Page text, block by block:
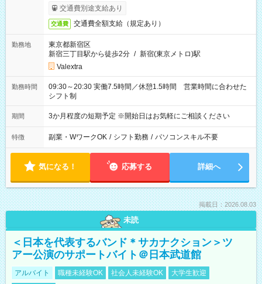
交通費別途支給あり
交通費 交通費全額支給（規定あり）
勤務地
東京都新宿区
新宿三丁目駅から徒歩2分 / 新宿(東京メトロ)駅
Valextra
勤務時間
09:30～20:30 実働7.5時間／休憩1.5時間 営業時間に合わせた
シフト制
期間 3か月程度の短期予定 ※開始日はお気軽にご相談ください
特徴 副業・WワークOK / シフト勤務 / パソコンスキル不要
気になる！ 応募する 詳細へ
掲載日：2026.08.03
未読
＜日本を代表するバンド＊サカナクション＞ツ
アー公演のサポートバイト＠日本武道館
アルバイト 職種未経験OK 社会人未経験OK
大学生歓迎